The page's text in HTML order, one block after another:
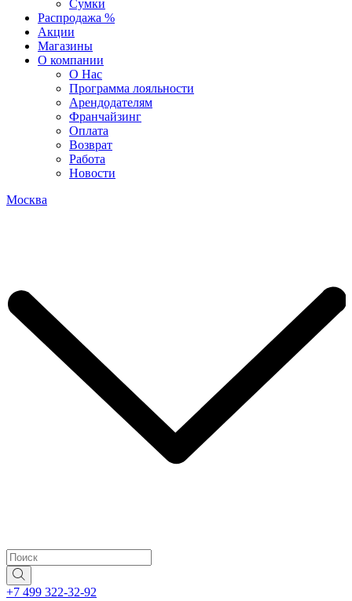
Сумки
Распродажа %
Акции
Магазины
О компании
О Нас
Программа лояльности
Арендодателям
Франчайзинг
Оплата
Возврат
Работа
Новости
Москва
+7 499 322-32-92